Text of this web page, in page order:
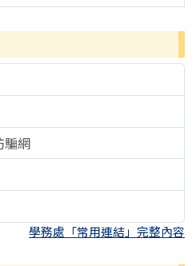
騙網
學務處「常用連結」完整內容